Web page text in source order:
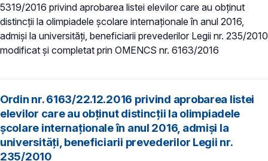
5319/2016 privind aprobarea listei elevilor care au obţinut
distincţii la olimpiadele şcolare internaţionale în anul 2016,
admiși la universități, beneficiarii prevederilor Legii nr. 235/2010
modificat și completat prin OMENCS nr. 6163/2016
Ordin nr. 6163/22.12.2016 privind aprobarea listei
elevilor care au obţinut distincţii la olimpiadele
şcolare internaţionale în anul 2016, admiși la
universități, beneficiarii prevederilor Legii nr.
235/2010